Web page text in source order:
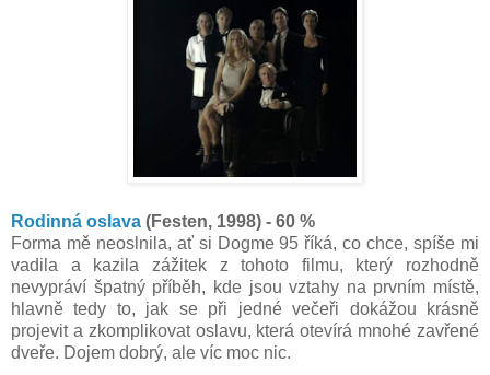
Rodinná oslava (Festen, 1998) - 60 %
Forma mě neoslnila, ať si Dogme 95 říká, co chce, spíše mi
vadila a kazila zážitek z tohoto filmu, který rozhodně
nevypráví špatný příběh, kde jsou vztahy na prvním místě,
hlavně tedy to, jak se při jedné večeři dokážou krásně
projevit a zkomplikovat oslavu, která otevírá mnohé zavřené
dveře. Dojem dobrý, ale víc moc nic.